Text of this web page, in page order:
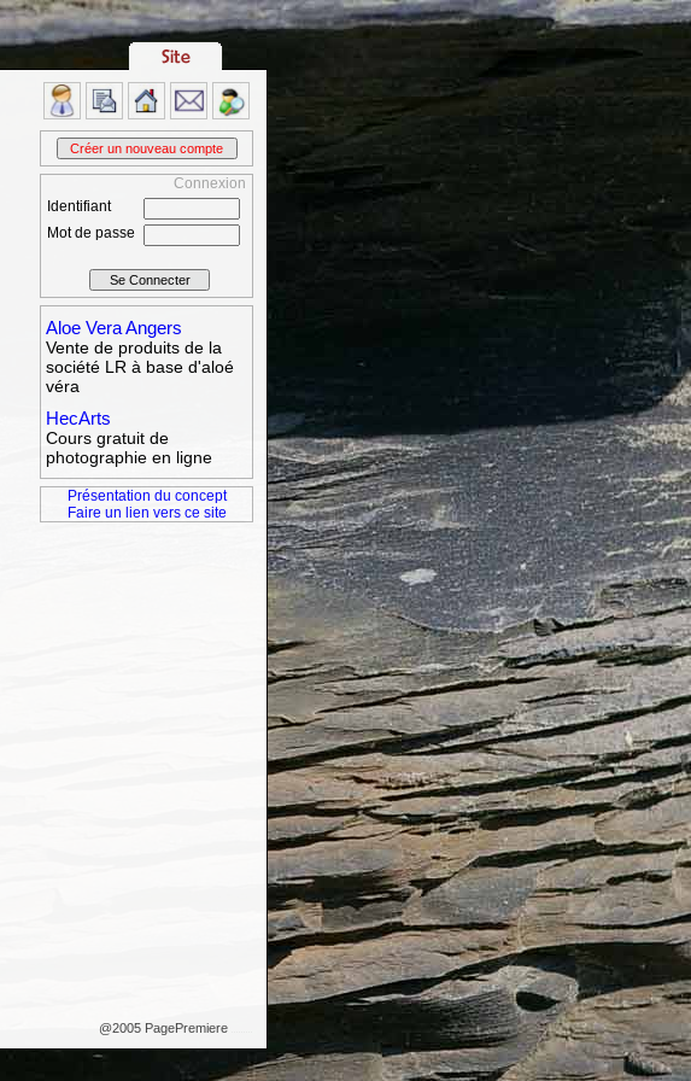
Connexion
Identifiant
Mot de passe
Aloe Vera Angers
Vente de produits de la
société LR à base d'aloé
véra
HecArts
Cours gratuit de
photographie en ligne
Présentation du concept
Faire un lien vers ce site
@2005 PagePremiere